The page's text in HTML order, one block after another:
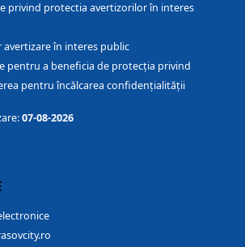
privind protectia avertizorilor în interes
avertizare în interes public
pentru a beneficia de protecția privind
pentru încălcarea confidențialității
07-08-2026